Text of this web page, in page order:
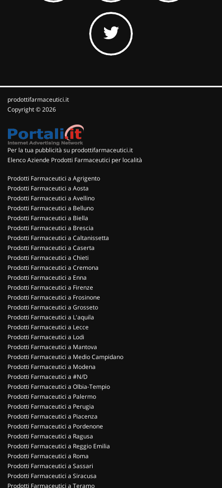
prodottifarmaceutici.it
Copyright © 2026
Per la tua pubblicità su prodottifarmaceutici.it
Elenco Aziende Prodotti Farmaceutici per località
Prodotti Farmaceutici a Agrigento
Prodotti Farmaceutici a Aosta
Prodotti Farmaceutici a Avellino
Prodotti Farmaceutici a Belluno
Prodotti Farmaceutici a Biella
Prodotti Farmaceutici a Brescia
Prodotti Farmaceutici a Caltanissetta
Prodotti Farmaceutici a Caserta
Prodotti Farmaceutici a Chieti
Prodotti Farmaceutici a Cremona
Prodotti Farmaceutici a Enna
Prodotti Farmaceutici a Firenze
Prodotti Farmaceutici a Frosinone
Prodotti Farmaceutici a Grosseto
Prodotti Farmaceutici a L'aquila
Prodotti Farmaceutici a Lecce
Prodotti Farmaceutici a Lodi
Prodotti Farmaceutici a Mantova
Prodotti Farmaceutici a Medio Campidano
Prodotti Farmaceutici a Modena
Prodotti Farmaceutici a #N/D
Prodotti Farmaceutici a Olbia-Tempio
Prodotti Farmaceutici a Palermo
Prodotti Farmaceutici a Perugia
Prodotti Farmaceutici a Piacenza
Prodotti Farmaceutici a Pordenone
Prodotti Farmaceutici a Ragusa
Prodotti Farmaceutici a Reggio Emilia
Prodotti Farmaceutici a Roma
Prodotti Farmaceutici a Sassari
Prodotti Farmaceutici a Siracusa
Prodotti Farmaceutici a Teramo